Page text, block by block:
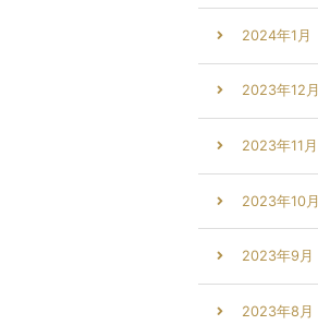
2024年1月
2023年12月
2023年11月
2023年10月
2023年9月
2023年8月